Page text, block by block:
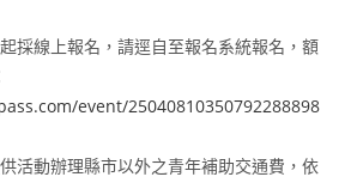
採線上報名，請逕自至報名系統報名，額
event/25040810350792288898
活動辦理縣市以外之青年補助交通費，依